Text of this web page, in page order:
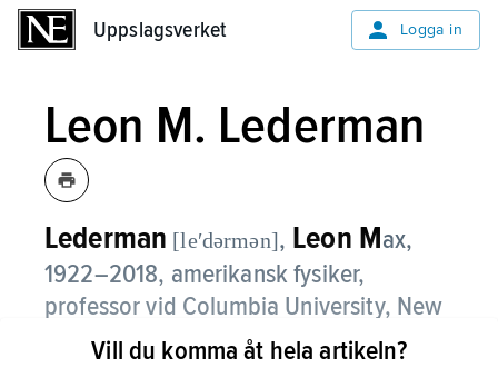
Uppslagsverket Logga in
Leon M. Lederman
Lederman [leʹdərmən], Leon Max,
1922–2018, amerikansk fysiker,
professor vid Columbia University, New
York, från 1958, föreståndare för Fermi
Vill du komma åt hela artikeln?